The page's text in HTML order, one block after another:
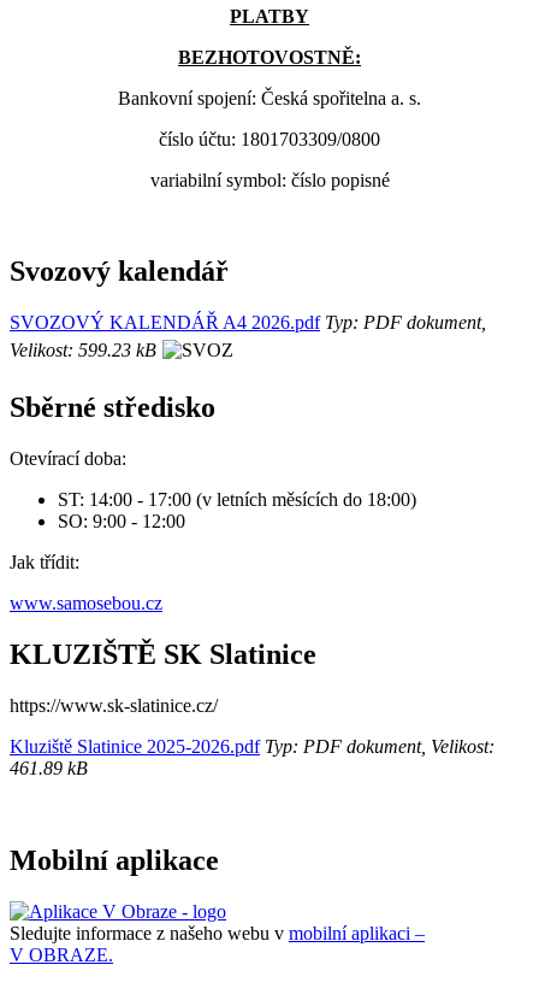
PLATBY
BEZHOTOVOSTNĚ:
Bankovní spojení: Česká spořitelna a. s.
číslo účtu: 1801703309/0800
variabilní symbol: číslo popisné
Svozový kalendář
SVOZOVÝ KALENDÁŘ A4 2026.pdfTyp: PDF dokument,
Velikost: 599.23 kB
Sběrné středisko
Otevírací doba:
ST: 14:00 - 17:00 (v letních měsících do 18:00)
SO: 9:00 - 12:00
Jak třídit:
www.samosebou.cz
KLUZIŠTĚ SK Slatinice
https://www.sk-slatinice.cz/
Kluziště Slatinice 2025-2026.pdfTyp: PDF dokument, Velikost:
461.89 kB
Mobilní aplikace
Sledujte informace z našeho webu v mobilní aplikaci –
V OBRAZE.